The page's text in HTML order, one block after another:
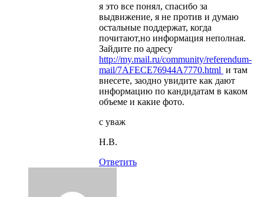
я это все понял, спасибо за
выдвижение, я не против и думаю
остальные поддержат, когда
почитают,но информация неполная.
Зайдите по адресу
http://my.mail.ru/community/referendum-
mail/7AFECE76944A7770.html и там
внесете, заодно увидите как дают
информацию по кандидатам в каком
объеме и какие фото.
с уваж
Н.В.
Ответить